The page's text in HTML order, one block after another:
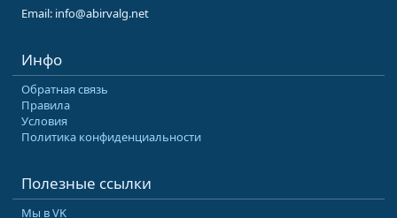
Email: info@abirvalg.net
Инфо
Обратная связь
Правила
Условия
Политика конфиденциальности
Полезные ссылки
Мы в VK